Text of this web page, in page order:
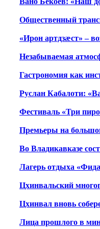
Общественный
«Ирон артдзæст» –
Незабываемая
Гастрономия как
Руслан Кабалоти:
Фестиваль «Три
Премьеры на
Во Владикавказе
Лагерь отдыха
Цхинвальский
Цхинвал вновь
Лица прошлого в